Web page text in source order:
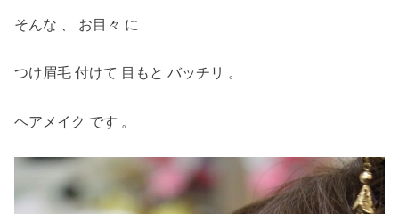
そんな 、 お目々 に
つけ眉毛 付けて 目もと バッチリ 。
ヘアメイク です 。